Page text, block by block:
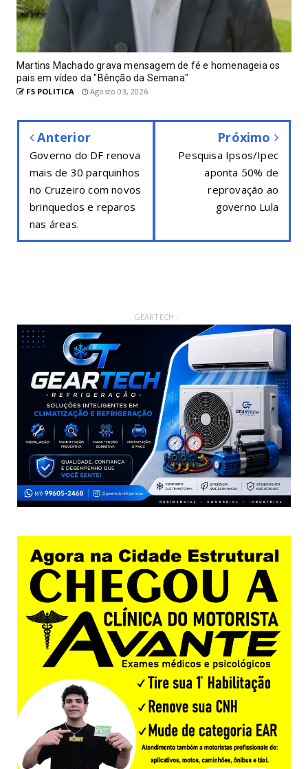
Martins Machado grava mensagem de fé e homenageia os
pais em vídeo da "Bênção da Semana"
F5 POLITICA Agosto 03, 2026
Anterior
Governo do DF renova
mais de 30 parquinhos
no Cruzeiro com novos
brinquedos e reparos
nas áreas.
Próximo
Pesquisa Ipsos/Ipec
aponta 50% de
reprovação ao
governo Lula
- GEARTECH -